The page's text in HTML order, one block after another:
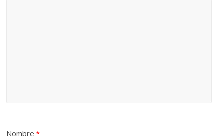
Nombre*